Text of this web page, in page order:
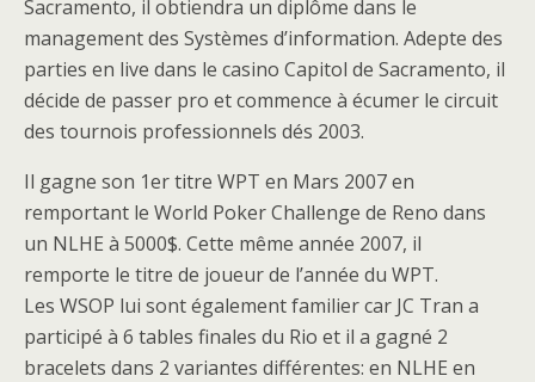
Sacramento, il obtiendra un diplôme dans le
management des Systèmes d’information. Adepte des
parties en live dans le casino Capitol de Sacramento, il
décide de passer pro et commence à écumer le circuit
des tournois professionnels dés 2003.
Il gagne son 1er titre WPT en Mars 2007 en
remportant le World Poker Challenge de Reno dans
un NLHE à 5000$. Cette même année 2007, il
remporte le titre de joueur de l’année du WPT.
Les WSOP lui sont également familier car JC Tran a
participé à 6 tables finales du Rio et il a gagné 2
bracelets dans 2 variantes différentes: en NLHE en